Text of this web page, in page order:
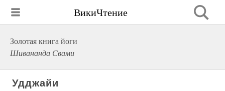
ВикиЧтение
Золотая книга йоги
Шивананда Свами
Удджайи